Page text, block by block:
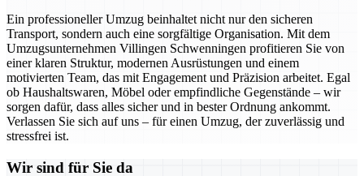
Ein professioneller Umzug beinhaltet nicht nur den sicheren
Transport, sondern auch eine sorgfältige Organisation. Mit dem
Umzugsunternehmen Villingen Schwenningen profitieren Sie von
einer klaren Struktur, modernen Ausrüstungen und einem
motivierten Team, das mit Engagement und Präzision arbeitet. Egal
ob Haushaltswaren, Möbel oder empfindliche Gegenstände – wir
sorgen dafür, dass alles sicher und in bester Ordnung ankommt.
Verlassen Sie sich auf uns – für einen Umzug, der zuverlässig und
stressfrei ist.
Wir sind für Sie da